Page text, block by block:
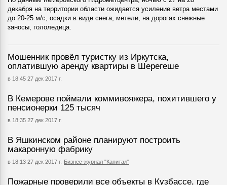
декабря на территории области ожидается усиление ветра местами
до 20-25 м/с, осадки в виде снега, метели, на дорогах снежные
заносы, гололедица.
Мошенник провёл туристку из Иркутска,
оплатившую аренду квартиры в Шерегеше
в 18:45 27 дек 2017 г.
В Кемерове поймали коммивояжера, похитившего у
пенсионерки 125 тысяч
в 18:35 27 дек 2017 г.
В Яшкинском районе планируют построить
макаронную фабрику
в 18:13 27 дек 2017 г. Бизнес-журнал "Капитал"
Пожарные проверили все объекты в Кузбассе, где